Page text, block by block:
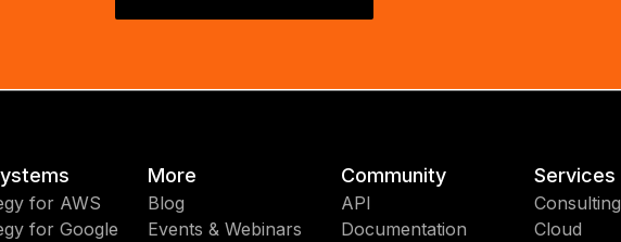
for AWS
for Google
More
Blog
Events & Webinars
Community
API
Documentation
Services
Consulting
Cloud